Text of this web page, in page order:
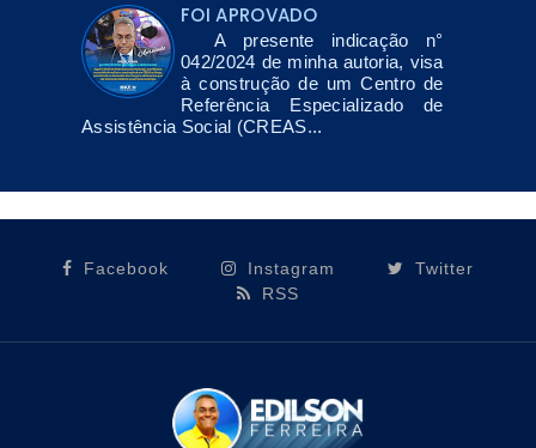
FOI APROVADO
A presente indicação n°
042/2024 de minha autoria, visa
à construção de um Centro de
Referência Especializado de
Assistência Social (CREAS...
Facebook Instagram
Twitter
RSS